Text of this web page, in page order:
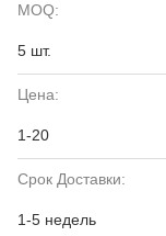
MOQ:
5 шт.
Цена:
1-20
Срок Доставки:
1-5 недель